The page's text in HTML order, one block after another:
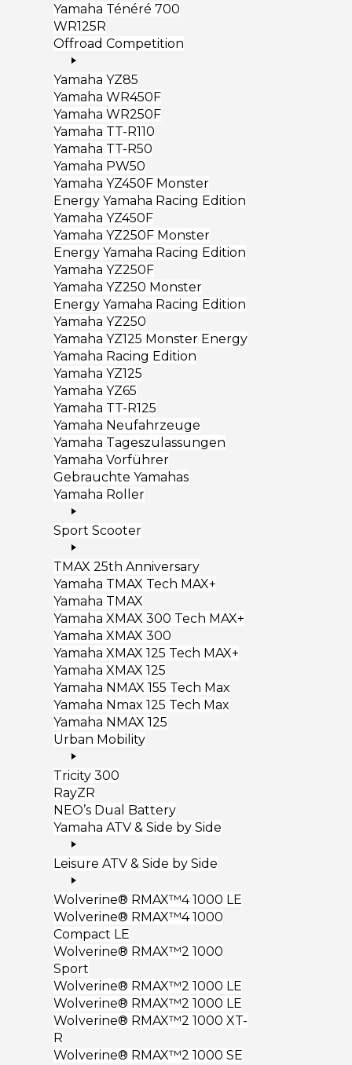
Yamaha Ténéré 700
WR125R
Offroad Competition
Yamaha YZ85
Yamaha WR450F
Yamaha WR250F
Yamaha TT-R110
Yamaha TT-R50
Yamaha PW50
Yamaha YZ450F Monster
Energy Yamaha Racing Edition
Yamaha YZ450F
Yamaha YZ250F Monster
Energy Yamaha Racing Edition
Yamaha YZ250F
Yamaha YZ250 Monster
Energy Yamaha Racing Edition
Yamaha YZ250
Yamaha YZ125 Monster Energy
Yamaha Racing Edition
Yamaha YZ125
Yamaha YZ65
Yamaha TT-R125
Yamaha Neufahrzeuge
Yamaha Tageszulassungen
Yamaha Vorführer
Gebrauchte Yamahas
Yamaha Roller
Sport Scooter
TMAX 25th Anniversary
Yamaha TMAX Tech MAX+
Yamaha TMAX
Yamaha XMAX 300 Tech MAX+
Yamaha XMAX 300
Yamaha XMAX 125 Tech MAX+
Yamaha XMAX 125
Yamaha NMAX 155 Tech Max
Yamaha Nmax 125 Tech Max
Yamaha NMAX 125
Urban Mobility
Tricity 300
RayZR
NEO’s Dual Battery
Yamaha ATV & Side by Side
Leisure ATV & Side by Side
Wolverine® RMAX™4 1000 LE
Wolverine® RMAX™4 1000
Compact LE
Wolverine® RMAX™2 1000
Sport
Wolverine® RMAX™2 1000 LE
Wolverine® RMAX™2 1000 LE
Wolverine® RMAX™2 1000 XT-
R
Wolverine® RMAX™2 1000 SE